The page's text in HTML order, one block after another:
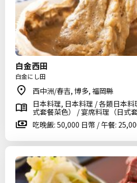
白金西田
白金にし田
西中洲/春吉, 博多, 福岡縣
日本料理, 日本料理 / 各類日本
式套餐菜色） / 宴席料理（日式套
吃晚飯: 50,000 日幣 / 午餐: